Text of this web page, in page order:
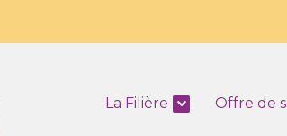
La Filière Offre de